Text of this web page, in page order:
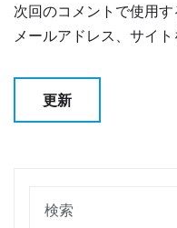
次回のコメントで使用す
メールアドレス、サイト